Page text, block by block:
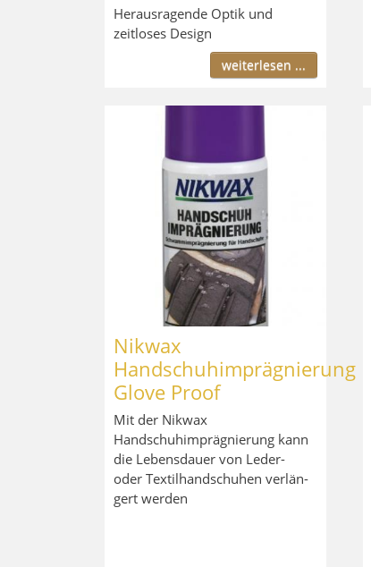
Herausragende Optik und
zeitloses Design
weiterlesen ...
Nikwax
Handschuhimprägnierung
Glove Proof
Mit der Nikwax
Handschuhimprägnierung kann
die Lebensdauer von Leder-
oder Textilhandschuhen verlän­
gert werden